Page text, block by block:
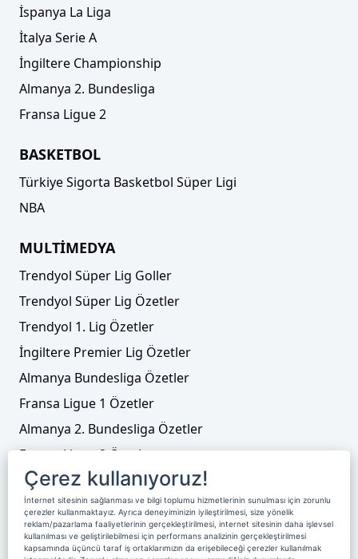
Nijerya, İngiltere ve Fransa'yı yakaladı
yönetecek
İspanya La Liga
İtalya Serie A
İngiltere Championship
Almanya 2. Bundesliga
Fransa Ligue 2
BASKETBOL
Türkiye Sigorta Basketbol Süper Ligi
NBA
MULTİMEDYA
Trendyol Süper Lig Goller
Trendyol Süper Lig Özetler
Trendyol 1. Lig Özetler
İngiltere Premier Lig Özetler
Almanya Bundesliga Özetler
Fransa Ligue 1 Özetler
Almanya 2. Bundesliga Özetler
Fransa Ligue 2 Özetler
Tenis
Video Liste
Foto Galeriler
Çerez kullanıyoruz!
İnternet sitesinin sağlanması ve bilgi toplumu hizmetlerinin sunulması için zorunlu
çerezler kullanmaktayız. Ayrıca deneyiminizin iyileştirilmesi, size yönelik
reklam/pazarlama faaliyetlerinin gerçekleştirilmesi, internet sitesinin daha işlevsel
kullanılması ve geliştirilebilmesi için performans analizinin gerçekleştirilmesi
kapsamında üçüncü taraf iş ortaklarımızın da erişebileceği çerezler kullanılmak